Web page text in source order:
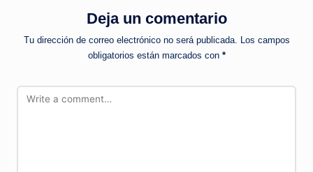
Deja un comentario
Tu dirección de correo electrónico no será publicada. Los campos
obligatorios están marcados con *